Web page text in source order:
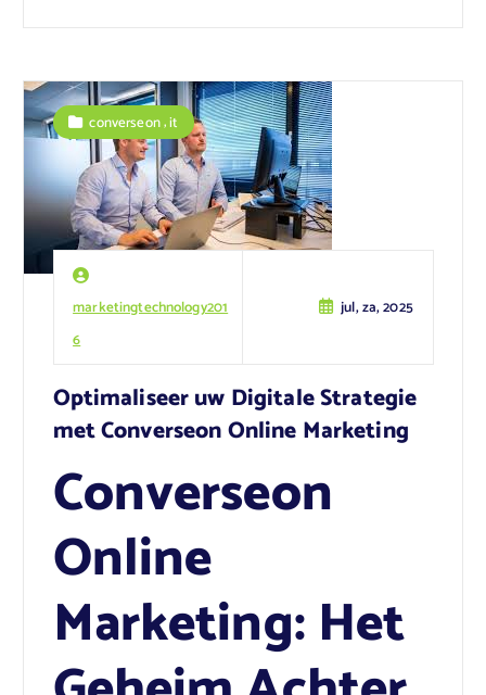
marketingtechnology201
6
jul, za, 2025
converseon,it
Optimaliseer uw Digitale Strategie
met Converseon Online Marketing
Converseon
Online
Marketing: Het